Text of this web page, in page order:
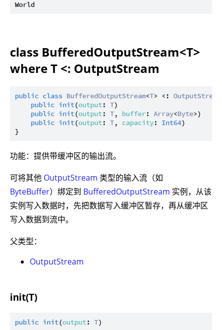
class BufferedOutputStream<T>
where T <: OutputStream
public class BufferedOutputStream<T> <: OutputStream
public init(output: T)
public init(output: T, buffer: Array<Byte>)
public init(output: T, capacity: Int64)
功能：提供带缓冲区的输出流。
可将其他 OutputStream 类型的输入流（如
ByteBuffer）绑定到 BufferedOutputStream 实例，从该
实例写入数据时，先把数据写入缓冲区暂存，再从缓冲区
写入数据到流中。
父类型：
OutputStream
init(T)
public init(output: T